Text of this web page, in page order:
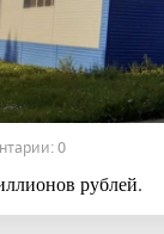
0
рублей.